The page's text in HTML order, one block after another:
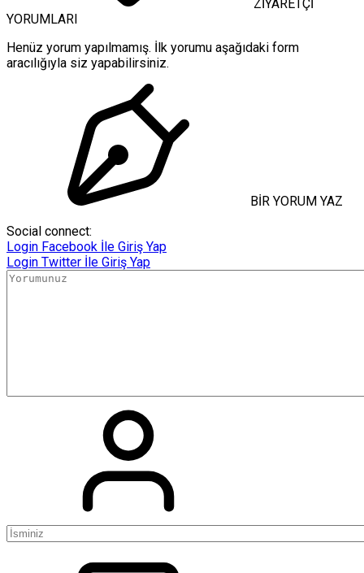
ZİYARETÇİ
YORUMLARI
Henüz yorum yapılmamış. İlk yorumu aşağıdaki form
aracılığıyla siz yapabilirsiniz.
BİR YORUM YAZ
Social connect:
Login Facebook İle Giriş Yap
Login Twitter İle Giriş Yap